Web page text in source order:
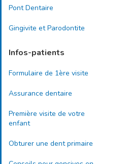
Pont Dentaire
Gingivite et Parodontite
Infos-patients
Formulaire de 1ère visite
Assurance dentaire
Première visite de votre
enfant
Obturer une dent primaire